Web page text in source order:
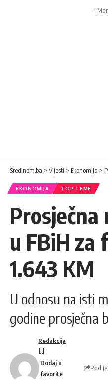
-
Sredinom.ba > Vijesti > Ekonomija >
EKONOMIJA TOP TEME
u FBiH za
1.643 KM
U odnosu na isti
godine prosječna
Redakcija